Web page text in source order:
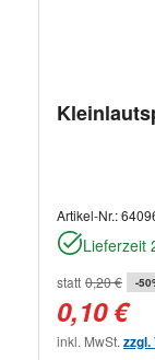
Artikel-Nr.:
Lieferzeit
statt 0,20 € -
0,10 €
inkl. MwSt. zzgl.